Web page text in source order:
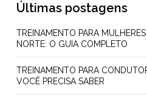
Últimas postagens
TREINAMENTO PARA MULHERES HABILITADAS NA ZONA
NORTE: O GUIA COMPLETO
TREINAMENTO PARA CONDUTORAS HABILITADAS: O QUE
VOCÊ PRECISA SABER